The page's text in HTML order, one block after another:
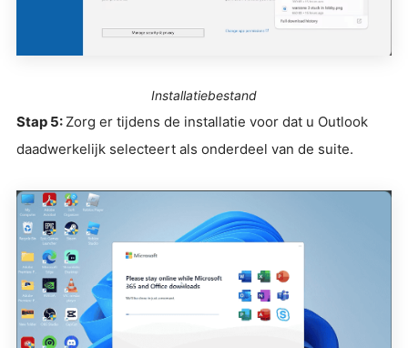
Installatiebestand
Stap 5: Zorg er tijdens de installatie voor dat u Outlook
daadwerkelijk selecteert als onderdeel van de suite.